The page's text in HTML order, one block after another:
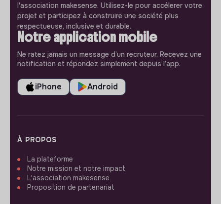
l'association makesense. Utilisez-le pour accélerer votre
projet et participez à construire une société plus
respectueuse, inclusive et durable.
Notre application mobile
Ne ratez jamais un message d’un recruteur. Recevez une
notification et répondez simplement depuis l’app.
iPhone Android
À PROPOS
La plateforme
Notre mission et notre impact
L'association makesense
Proposition de partenariat